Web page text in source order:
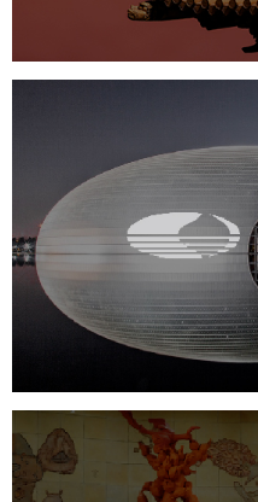
国
文化艺术 剧院
农